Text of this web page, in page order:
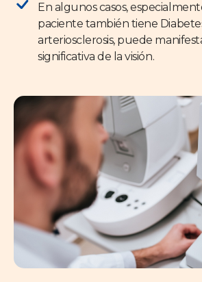
En algunos casos,
paciente también tiene
arteriosclerosis, puede
significativa de la visión.